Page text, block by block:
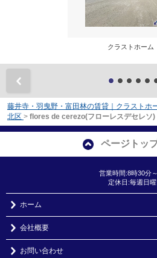
クラストホーム
藤井寺・羽曳野・富田林の賃貸｜クラストホ
北区 > flores de cerezo(フローレスデセレソ)
ページトッ
営業時間:8時30分
定休日:毎週日曜
ホーム
会社概要
お問い合わせ